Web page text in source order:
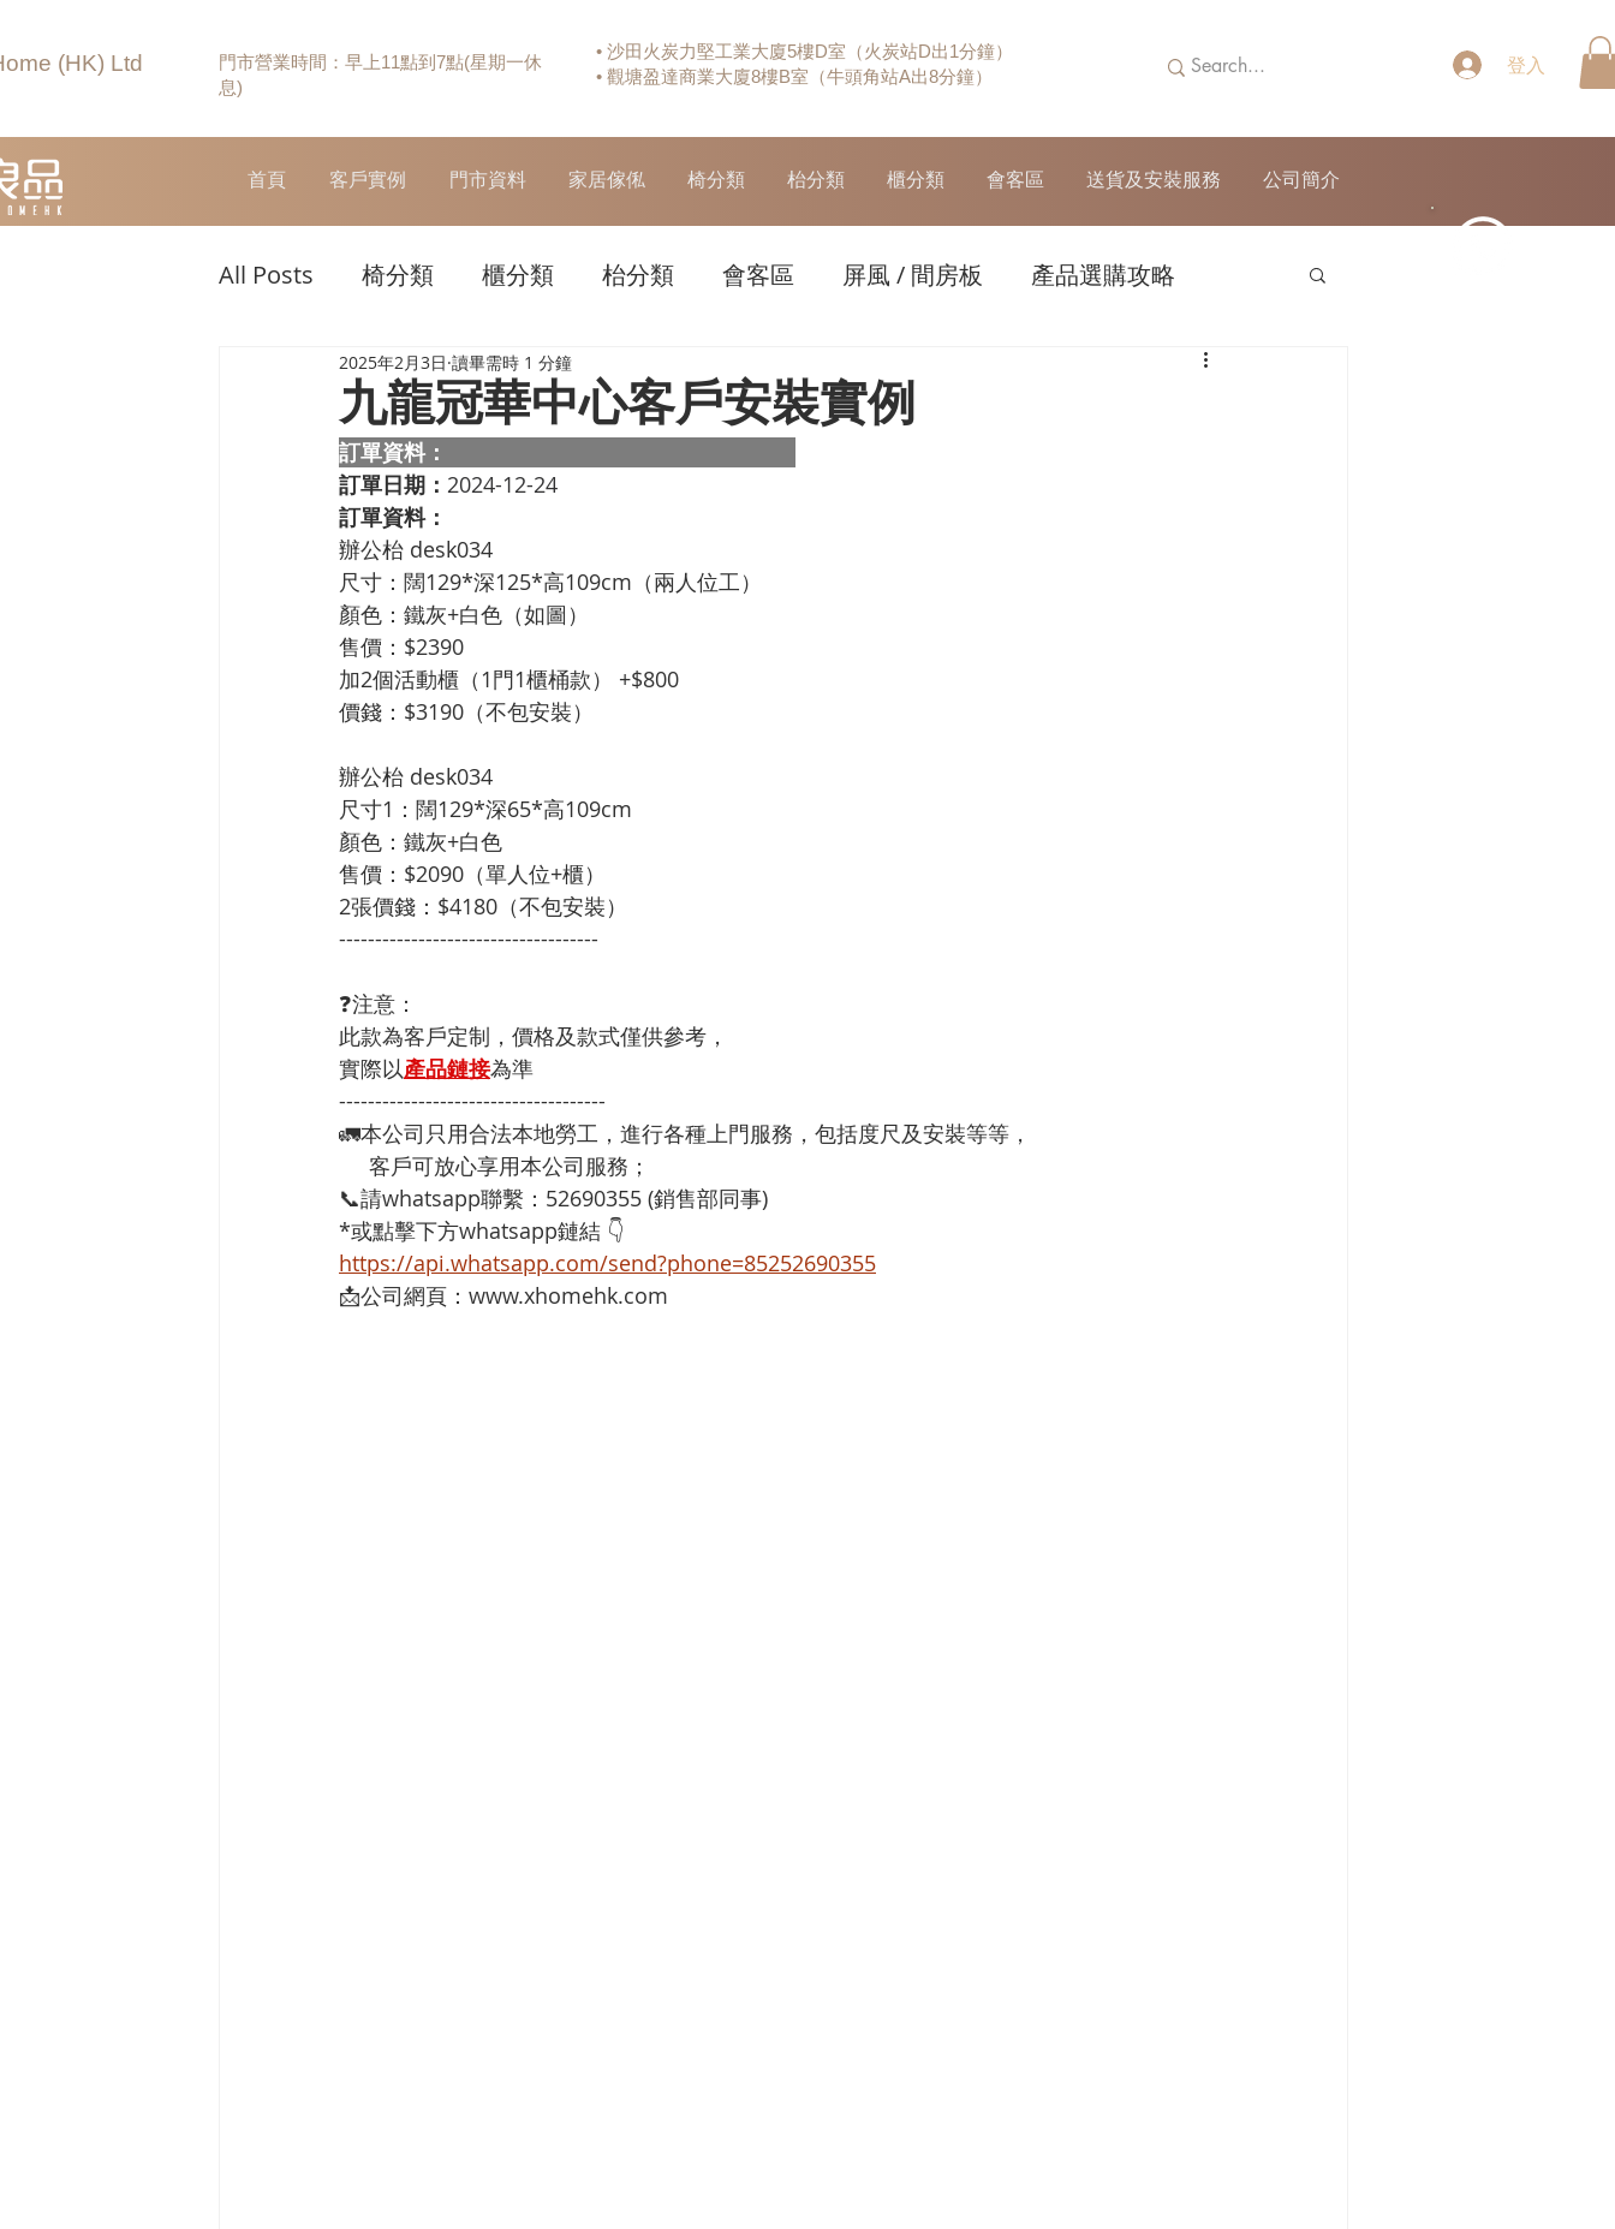
(HK) Ltd
門市營業時間：早上11點到7點(星期一休
息)
• 沙田火炭力堅工業大廈5樓D室（火炭站D出1分鐘）
• 觀塘盈達商業大廈8樓B室（牛頭角站A出8分鐘）
登入
首頁 客戶實例 門市資料 家居傢俬 椅分類 枱分類 櫃分類 會客區 送貨及安裝服務 公司簡介
All Posts 椅分類 櫃分類 枱分類 會客區 屏風 / 間房板 產品選購攻略
九龍冠華中心客戶安裝實例
2025年2月3日 讀畢需時 1 分鐘
訂單資料：
訂單日期： 2024-12-24
訂單資料：
辦公枱 desk034
尺寸：闊129*深125*高109cm（兩人位工）
顏色：鐵灰+白色（如圖）
售價：$2390
加2個活動櫃（1門1櫃桶款） +$800
價錢：$3190（不包安裝）
辦公枱 desk034
尺寸1：闊129*深65*高109cm
顏色：鐵灰+白色
售價：$2090（單人位+櫃）
2張價錢：$4180（不包安裝）
------------------------------------
❓注意：
此款為客戶定制，價格及款式僅供參考，
實際以產品鏈接為準
-------------------------------------
🚛本公司只用合法本地勞工，進行各種上門服務，包括度尺及安裝等等，
     客戶可放心享用本公司服務；
📞請whatsapp聯繫：52690355 (銷售部同事)
*或點擊下方whatsapp鏈結 👇
https://api.whatsapp.com/send?phone=85252690355
📩公司網頁：www.xhomehk.com